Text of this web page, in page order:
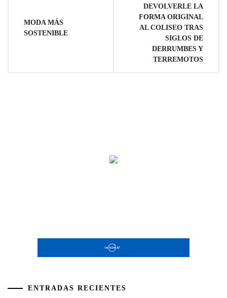
entradas
MODA MÁS
SOSTENIBLE
DEVOLVERLE LA
FORMA ORIGINAL
AL COLISEO TRAS
SIGLOS DE
DERRUMBES Y
TERREMOTOS
ENTRADAS RECIENTES